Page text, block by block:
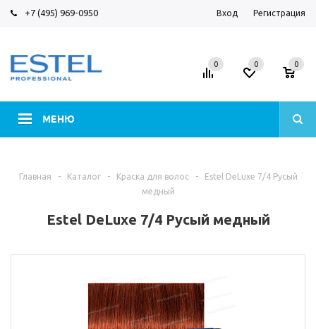
+7 (495) 969-0950 Вход Регистрация
МЕНЮ
0 0 0
Главная - Каталог - Краска для волос -
Estel DeLuxe 7/4 Русый
медный
Estel DeLuxe 7/4 Русый медный